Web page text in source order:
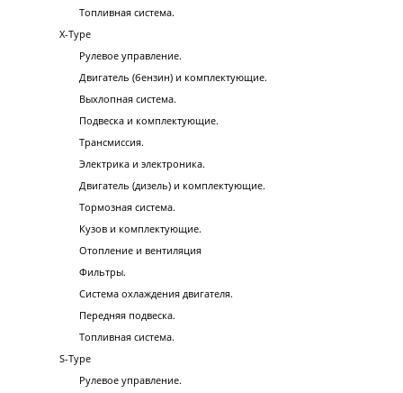
Топливная система.
X-Type
Рулевое управление.
Двигатель (бензин) и комплектующие.
Выхлопная система.
Подвеска и комплектующие.
Трансмиссия.
Электрика и электроника.
Двигатель (дизель) и комплектующие.
Тормозная система.
Кузов и комплектующие.
Отопление и вентиляция
Фильтры.
Система охлаждения двигателя.
Передняя подвеска.
Топливная система.
S-Type
Рулевое управление.